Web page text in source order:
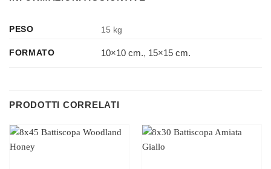
PESO 15 kg
FORMATO 10×10 cm., 15×15 cm.
PRODOTTI CORRELATI